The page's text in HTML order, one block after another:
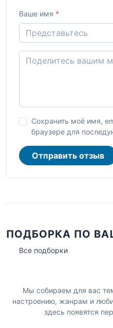
Ваше имя *
Сохранить моё имя,
браузере для
Отправить отзыв
ПОДБОРКА ПО
Все подборки
Мы собираем для вас
настроению, жанрам и
здесь появятся